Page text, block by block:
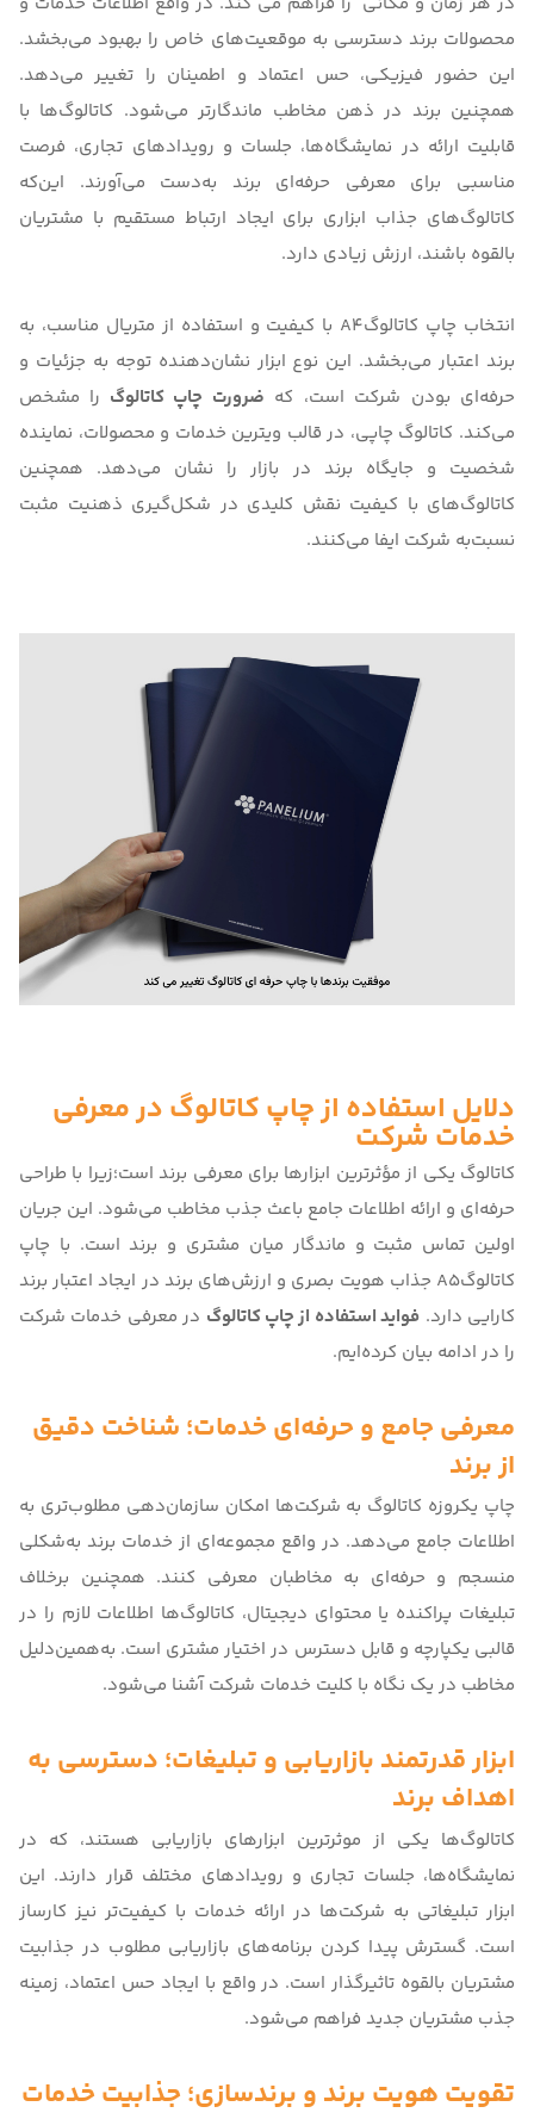
محصولات برند دسترسی به موقعیت‌های خاص را بهبود می‌بخشد.
این حضور فیزیکی، حس اعتماد و اطمینان را تغییر می‌دهد.
همچنین برند در ذهن مخاطب ماندگارتر می‌شود. کاتالوگ‌ها با
قابلیت ارائه در نمایشگاه‌ها، جلسات و رویدادهای تجاری، فرصت
مناسبی برای معرفی حرفه‌ای برند به‌دست می‌آورند. این‌که
کاتالوگ‌های جذاب ابزاری برای ایجاد ارتباط مستقیم با مشتریان
بالقوه باشند، ارزش زیادی دارد.
انتخاب چاپ کاتالوگA4
با کیفیت و استفاده از متریال مناسب، به
برند اعتبار می‌بخشد. این نوع ابزار نشان‌دهنده توجه به جزئیات و
حرفه‌ای بودن شرکت است، که ضرورت چاپ کاتالوگ را مشخص
می‌کند. کاتالوگ چاپی، در قالب ویترین خدمات و محصولات، نماینده
شخصیت و جایگاه برند در بازار را نشان می‌دهد. همچنین
کاتالوگ‌های با کیفیت نقش کلیدی در شکل‌گیری ذهنیت مثبت
نسبت‌به شرکت ایفا می‌کنند.
دلایل استفاده از چاپ کاتالوگ در معرفی
خدمات شرکت
کاتالوگ یکی از مؤثرترین ابزارها برای معرفی برند است؛زیرا با طراحی
حرفه‌ای و ارائه اطلاعات جامع باعث جذب مخاطب می‌شود. این جریان
اولین تماس مثبت و ماندگار میان مشتری و برند است. با چاپ
کاتالوگA5
جذاب هویت بصری و ارزش‌های برند در ایجاد اعتبار برند
کارایی دارد. فواید استفاده از چاپ کاتالوگ در معرفی خدمات شرکت
را در ادامه بیان کرده‌ایم.
معرفی جامع و حرفه‌ای خدمات؛ شناخت دقیق
از برند
چاپ یکروزه کاتالوگ به شرکت‌ها امکان سازمان‌دهی مطلوب‌تری به
اطلاعات جامع می‌دهد. در واقع مجموعه‌ای از خدمات برند به‌شکلی
منسجم و حرفه‌ای به مخاطبان معرفی کنند. همچنین برخلاف
تبلیغات پراکنده یا محتوای دیجیتال، کاتالوگ‌ها اطلاعات لازم را در
قالبی یکپارچه و قابل دسترس در اختیار مشتری است. به‌همین‌دلیل
مخاطب در یک نگاه با کلیت خدمات شرکت آشنا می‌شود.
ابزار قدرتمند بازاریابی و تبلیغات؛ دسترسی به
اهداف برند
کاتالوگ‌ها یکی از موثرترین ابزارهای بازاریابی هستند، که در
نمایشگاه‌ها، جلسات تجاری و رویدادهای مختلف قرار دارند. این
ابزار تبلیغاتی به شرکت‌ها در ارائه خدمات با کیفیت‌تر نیز کارساز
است. گسترش پیدا کردن برنامه‌های بازاریابی مطلوب در جذابیت
مشتریان بالقوه تاثیرگذار است. در واقع با ایجاد حس اعتماد، زمینه
جذب مشتریان جدید فراهم می‌شود.
تقویت هویت برند و برندسازی؛ جذابیت خدمات